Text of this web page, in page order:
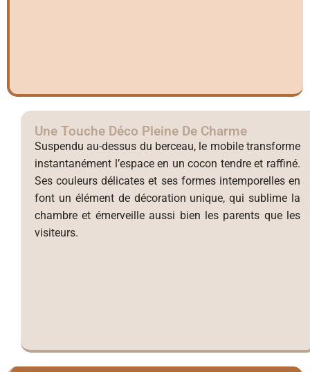
Une Touche Déco Pleine De Charme
Suspendu au-dessus du berceau, le mobile transforme
instantanément l’espace en un cocon tendre et raffiné.
Ses couleurs délicates et ses formes intemporelles en
font un élément de décoration unique, qui sublime la
chambre et émerveille aussi bien les parents que les
visiteurs.